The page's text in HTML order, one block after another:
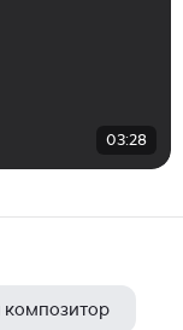
03:28